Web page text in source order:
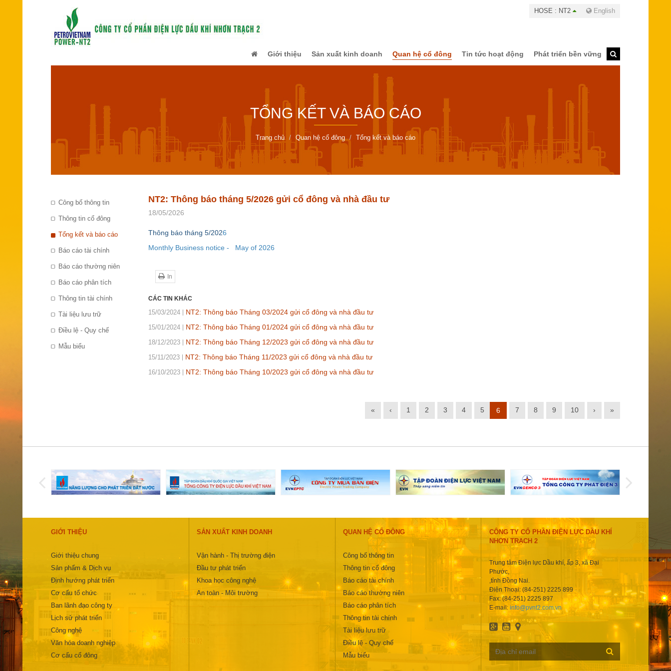
HOSE : NT2 English
Giới thiệu Sản xuất kinh doanh Quan hệ cổ đông Tin tức hoạt động Phát triển bền vững
TỔNG KẾT VÀ BÁO CÁO
Trang chủ Quan hệ cổ đông Tổng kết và báo cáo
Công bố thông tin
Thông tin cổ đông
Tổng kết và báo cáo
Báo cáo tài chính
Báo cáo thường niên
Báo cáo phân tích
Thông tin tài chính
Tài liệu lưu trữ
Điều lệ - Quy chế
Mẫu biểu
NT2: Thông báo tháng 5/2026 gửi cổ đông và nhà đầu tư
18/05/2026
Thông báo tháng 5/2026
Monthly Business notice - May of 2026
In
CÁC TIN KHÁC
15/03/2024 NT2: Thông báo Tháng 03/2024 gửi cổ đông và nhà đầu tư
15/01/2024 NT2: Thông báo Tháng 01/2024 gửi cổ đông và nhà đầu tư
18/12/2023 NT2: Thông báo Tháng 12/2023 gửi cổ đông và nhà đầu tư
15/11/2023 NT2: Thông báo Tháng 11/2023 gửi cổ đông và nhà đầu tư
16/10/2023 NT2: Thông báo Tháng 10/2023 gửi cổ đông và nhà đầu tư
« ‹ 1 2 3 4 5 6 7 8 9 10 › »
GIỚI THIỆU
Giới thiệu chung
Sản phẩm & Dịch vụ
Định hướng phát triển
Cơ cấu tổ chức
Ban lãnh đạo công ty
Lịch sử phát triển
Công nghệ
Văn hóa doanh nghiệp
Cơ cấu cổ đông
SẢN XUẤT KINH DOANH
Vận hành - Thị trường điện
Đầu tư phát triển
Khoa học công nghệ
An toàn - Môi trường
QUAN HỆ CỔ ĐÔNG
Công bố thông tin
Thông tin cổ đông
Báo cáo tài chính
Báo cáo thường niên
Báo cáo phân tích
Thông tin tài chính
Tài liệu lưu trữ
Điều lệ - Quy chế
Mẫu biểu
CÔNG TY CỔ PHẦN ĐIỆN LỰC DẦU KHÍ
NHƠN TRẠCH 2
Trung tâm Điện lực Dầu khí, ấp 3, xã Đại
Phước,
,tỉnh Đồng Nai.
Điện Thoại: (84-251) 2225 899
Fax: (84-251) 2225 897
E-mail: info@pvnt2.com.vn